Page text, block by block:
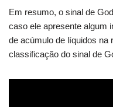
Em resumo, o sinal de
caso ele apresente algum
de acúmulo de líquidos na
classificação do sinal de